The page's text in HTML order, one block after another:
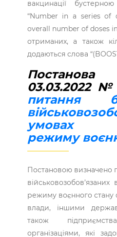
вакцинації
“Number in a series of
overall number of doses
отриманих, а також
додаються слова
03.03.2022
питання
умовах
режиму
Постановою визначено
режиму воєнного стану
влади, іншими
також
організаціями, які